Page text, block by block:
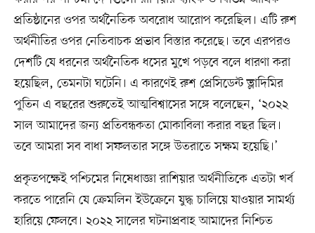
প্রতিষ্ঠানের ওপর অর্থনৈতিক অবরোধ আরোপ করেছিল। এটি রুশ
অর্থনীতির ওপর নেতিবাচক প্রভাব বিস্তার করেছে। তবে এরপরও
দেশটি যে ধরনের অর্থনৈতিক ধসের মুখে পড়বে বলে ধারণা করা
হয়েছিল, তেমনটা ঘটেনি। এ কারণেই রুশ প্রেসিডেন্ট ভ্লাদিমির
পুতিন এ বছরের শুরুতেই আত্মবিশ্বাসের সঙ্গে বলেছেন, ‘২০২২
সাল আমাদের জন্য প্রতিবন্ধকতা মোকাবিলা করার বছর ছিল।
তবে আমরা সব বাধা সফলতার সঙ্গে উতরাতে সক্ষম হয়েছি।’
প্রকৃতপক্ষেই পশ্চিমের নিষেধাজ্ঞা রাশিয়ার অর্থনীতিকে এতটা খর্ব
করতে পারেনি যে ক্রেমলিন ইউক্রেনে যুদ্ধ চালিয়ে যাওয়ার সামর্থ্য
হারিয়ে ফেলবে। ২০২২ সালের ঘটনাপ্রবাহ আমাদের নিশ্চিত